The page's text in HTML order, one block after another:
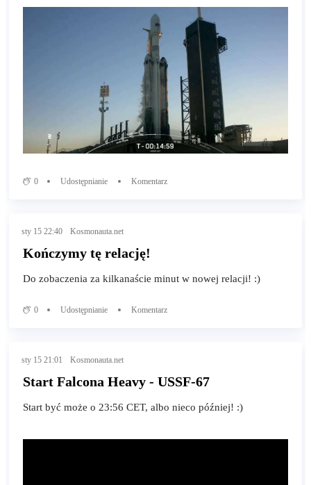
0 Udostępnianie Komentarz
sty 15 22:40 Kosmonauta.net
Kończymy tę relację!
Do zobaczenia za kilkanaście minut w nowej relacji! :)
0 Udostępnianie Komentarz
sty 15 21:01 Kosmonauta.net
Start Falcona Heavy - USSF-67
Start być może o 23:56 CET, albo nieco później! :)